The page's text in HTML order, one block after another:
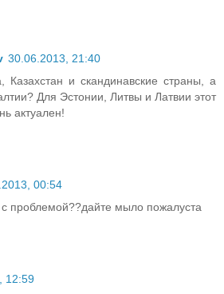
30.06.2013, 21:40
Казахстан и скандинавские страны, а
Для Эстонии, Литвы и Латвии этот
актуален!
00:54
с проблемой??дайте мыло пожалуста
12:59